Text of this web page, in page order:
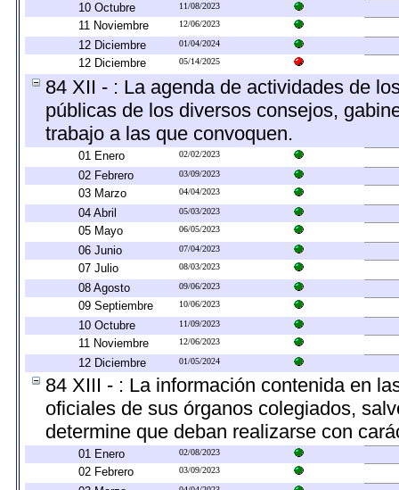
10 Octubre 11/08/2023
11 Noviembre 12/06/2023
12 Diciembre 01/04/2024
12 Diciembre 05/14/2025
84 XII - : La agenda de actividades de
públicas de los diversos consejos,
trabajo a las que convoquen.
01 Enero 02/02/2023
02 Febrero 03/09/2023
03 Marzo 04/04/2023
04 Abril 05/03/2023
05 Mayo 06/05/2023
06 Junio 07/04/2023
07 Julio 08/03/2023
08 Agosto 09/06/2023
09 Septiembre 10/06/2023
10 Octubre 11/09/2023
11 Noviembre 12/06/2023
12 Diciembre 01/05/2024
84 XIII - : La información contenida en
oficiales de sus órganos colegiados,
determine que deban realizarse con
01 Enero 02/08/2023
02 Febrero 03/09/2023